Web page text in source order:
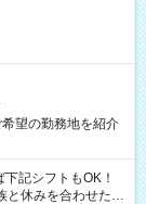
望の勤務地を紹介